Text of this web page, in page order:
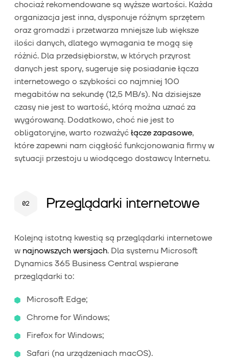
chociaż rekomendowane są wyższe wartości. Każda
organizacja jest inna, dysponuje różnym sprzętem
oraz gromadzi i przetwarza mniejsze lub większe
ilości danych, dlatego wymagania te mogą się
różnić. Dla przedsiębiorstw, w których przyrost
danych jest spory, sugeruje się posiadanie łącza
internetowego o szybkości co najmniej 100
megabitów na sekundę (12,5 MB/s). Na dzisiejsze
czasy nie jest to wartość, którą można uznać za
wygórowaną. Dodatkowo, choć nie jest to
obligatoryjne, warto rozważyć łącze zapasowe,
które zapewni nam ciągłość funkcjonowania firmy w
sytuacji przestoju u wiodącego dostawcy Internetu.
Przeglądarki internetowe
Kolejną istotną kwestią są przeglądarki internetowe
w najnowszych wersjach. Dla systemu Microsoft
Dynamics 365 Business Central wspierane
przeglądarki to:
Microsoft Edge;
Chrome for Windows;
Firefox for Windows;
Safari (na urządzeniach macOS).